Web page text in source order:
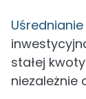
stałej
niezależnie